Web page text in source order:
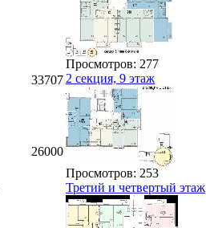
Просмотров: 277
2 секция, 9 этаж
Просмотров: 253
Третий и четвертый этаж
33707
26000